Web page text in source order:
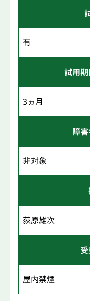
有
試用
3ヵ月
障
非対象
荻原雄次
屋内禁煙